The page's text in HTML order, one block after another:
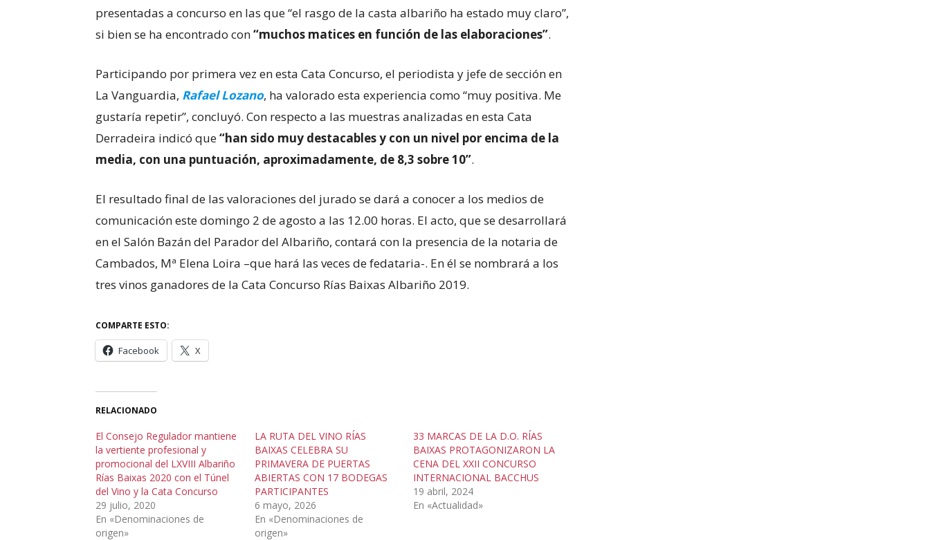
presentadas a concurso en las que “el rasgo de la casta albariño ha estado muy claro”,
si bien se ha encontrado con“muchos matices en función de las elaboraciones”.
Participando por primera vez en esta Cata Concurso, el periodista y jefe de sección en
La Vanguardia, Rafael Lozano, ha valorado esta experiencia como “muy positiva. Me
gustaría repetir”, concluyó. Con respecto a las muestras analizadas en esta Cata
Derradeira indicó que“han sido muy destacables y con un nivel por encima de la
media, con una puntuación, aproximadamente, de 8,3 sobre 10”.
El resultado final de las valoraciones del jurado se dará a conocer a los medios de
comunicación este domingo 2 de agosto a las 12.00 horas. El acto, que se desarrollará
en el Salón Bazán del Parador del Albariño, contará con la presencia de la notaria de
Cambados, Mª Elena Loira –que hará las veces de fedataria-. En él se nombrará a los
tres vinos ganadores de la Cata Concurso Rías Baixas Albariño 2019.
COMPARTE ESTO:
Facebook X
RELACIONADO
El Consejo Regulador mantiene
la vertiente profesional y
promocional del LXVIII Albariño
Rías Baixas 2020 con el Túnel
del Vino y la Cata Concurso
29 julio, 2020
En «Denominaciones de
origen»
LA RUTA DEL VINO RÍAS
BAIXAS CELEBRA SU
PRIMAVERA DE PUERTAS
ABIERTAS CON 17 BODEGAS
PARTICIPANTES
6 mayo, 2026
En «Denominaciones de
origen»
33 MARCAS DE LA D.O. RÍAS
BAIXAS PROTAGONIZARON LA
CENA DEL XXII CONCURSO
INTERNACIONAL BACCHUS
19 abril, 2024
En «Actualidad»